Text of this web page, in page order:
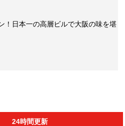
！日本一の高層ビルで大阪の味を堪
24時間更新